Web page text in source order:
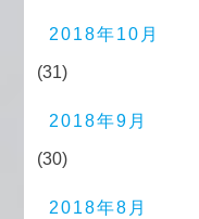
2018年10月
(31)
2018年9月
(30)
2018年8月